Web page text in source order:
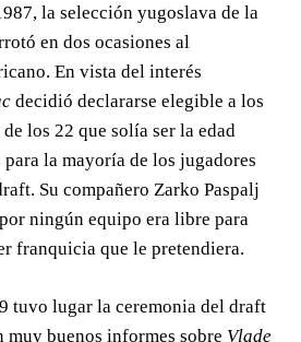
la selección yugoslava de la
en dos ocasiones al
En vista del interés
decidió declararse elegible a los
los 22 que solía ser la edad
la mayoría de los jugadores
Su compañero Zarko Paspalj
ningún equipo era libre para
franquicia que le pretendiera.
tuvo lugar la ceremonia del draft
muy buenos informes sobre Vlade